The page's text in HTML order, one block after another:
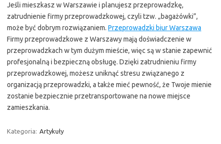
Jeśli mieszkasz w Warszawie i planujesz przeprowadzkę,
zatrudnienie firmy przeprowadzkowej, czyli tzw. „bagażówki”,
może być dobrym rozwiązaniem. Przeprowadzki biur Warszawa
Firmy przeprowadzkowe z Warszawy mają doświadczenie w
przeprowadzkach w tym dużym mieście, więc są w stanie zapewnić
profesjonalną i bezpieczną obsługę. Dzięki zatrudnieniu firmy
przeprowadzkowej, możesz uniknąć stresu związanego z
organizacją przeprowadzki, a także mieć pewność, że Twoje mienie
zostanie bezpiecznie przetransportowane na nowe miejsce
zamieszkania.
Kategoria: Artykuły